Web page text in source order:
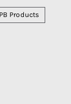
PB Products